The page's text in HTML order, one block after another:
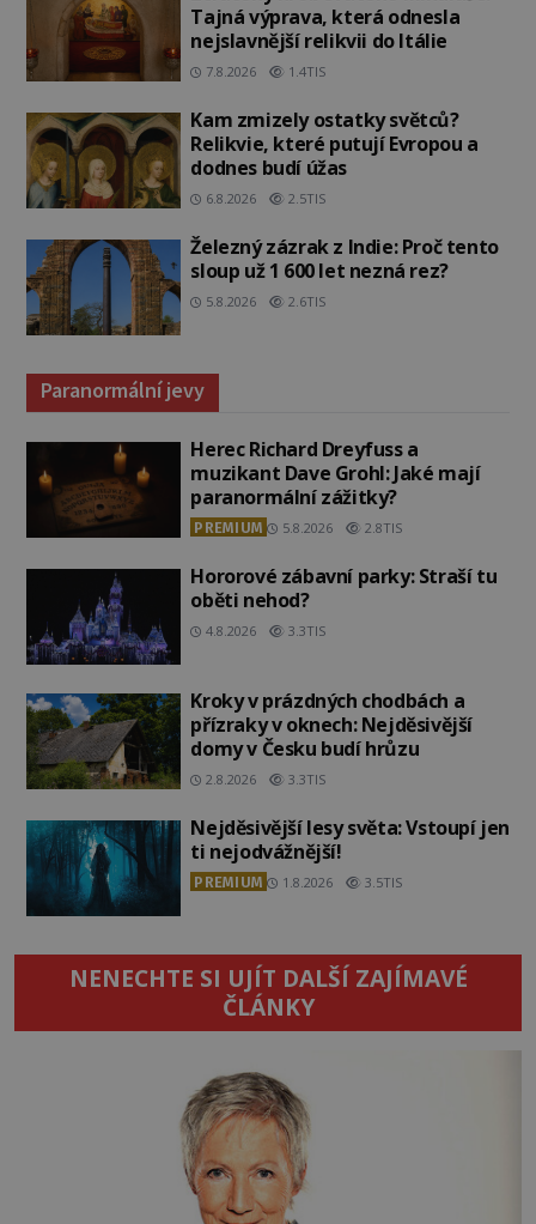
Tajná výprava, která odnesla
nejslavnější relikvii do Itálie
7.8.2026 1.4TIS
Kam zmizely ostatky světců?
Relikvie, které putují Evropou a
dodnes budí úžas
6.8.2026 2.5TIS
Železný zázrak z Indie: Proč tento
sloup už 1 600 let nezná rez?
5.8.2026 2.6TIS
Paranormální jevy
Herec Richard Dreyfuss a
muzikant Dave Grohl: Jaké mají
paranormální zážitky?
PREMIUM 5.8.2026 2.8TIS
Hororové zábavní parky: Straší tu
oběti nehod?
4.8.2026 3.3TIS
Kroky v prázdných chodbách a
přízraky v oknech: Nejděsivější
domy v Česku budí hrůzu
2.8.2026 3.3TIS
Nejděsivější lesy světa: Vstoupí jen
ti nejodvážnější!
PREMIUM 1.8.2026 3.5TIS
NENECHTE SI UJÍT DALŠÍ ZAJÍMAVÉ
ČLÁNKY